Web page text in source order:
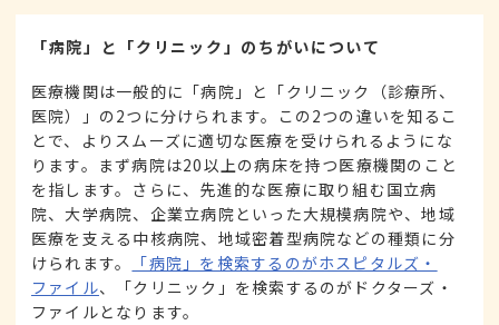
「病院」と「クリニック」のちがいについて
医療機関は一般的に「病院」と「クリニック（診療所、
医院）」の2つに分けられます。この2つの違いを知るこ
とで、よりスムーズに適切な医療を受けられるようにな
ります。まず病院は20以上の病床を持つ医療機関のこと
を指します。さらに、先進的な医療に取り組む国立病
院、大学病院、企業立病院といった大規模病院や、地域
医療を支える中核病院、地域密着型病院などの種類に分
けられます。
「病院」を検索するのがホスピタルズ・
ファイル、「クリニック」を検索するのがドクターズ・
ファイルとなります。